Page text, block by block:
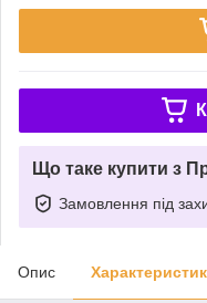
Що таке купити з
Замовлення під
Опис